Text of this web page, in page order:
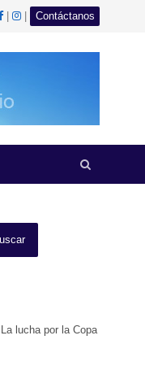
facebook
| Instagram
Contáctanos
lucha por la Copa